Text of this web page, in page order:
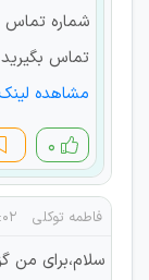
شماره تماس
تماس
مشاهده
۰
فاطمه توکلی ۰۰:۰۲
سلام،برای من